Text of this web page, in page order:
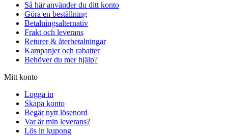
Så här använder du ditt konto
Göra en beställning
Betalningsalternativ
Frakt och leverans
Returer & återbetalningar
Kampanjer och rabatter
Behöver du mer hjälp?
Mitt konto
Logga in
Skapa konto
Begär nytt lösenord
Var är min leverans?
Lös in kupong